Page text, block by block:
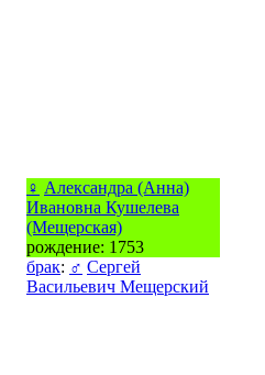
♀ Александра (Анна)
Ивановна Кушелева
(Мещерская)
рождение: 1753
брак: ♂ Сергей
Васильевич Мещерский